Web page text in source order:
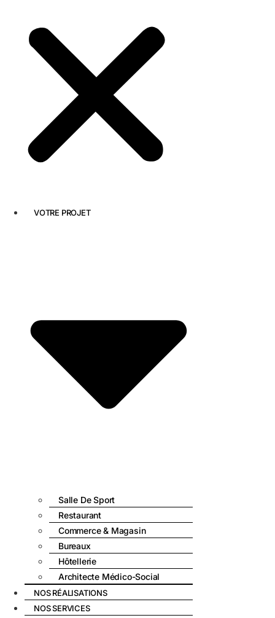
VOTRE PROJET
Salle De Sport
Restaurant
Commerce & Magasin
Bureaux
Hôtellerie
Architecte Médico-Social
NOS RÉALISATIONS
NOS SERVICES